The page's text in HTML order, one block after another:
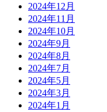
2024年12月
2024年11月
2024年10月
2024年9月
2024年8月
2024年7月
2024年5月
2024年3月
2024年1月